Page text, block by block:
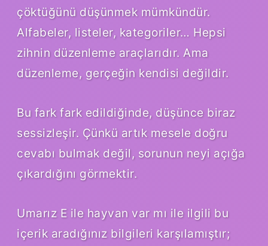
çöktüğünü düşünmek mümkündür.
Alfabeler, listeler, kategoriler… Hepsi
zihnin düzenleme araçlarıdır. Ama
düzenleme, gerçeğin kendisi değildir.
Bu fark fark edildiğinde, düşünce biraz
sessizleşir. Çünkü artık mesele doğru
cevabı bulmak değil, sorunun neyi açığa
çıkardığını görmektir.
Umarız E ile hayvan var mı ile ilgili bu
içerik aradığınız bilgileri karşılamıştır;